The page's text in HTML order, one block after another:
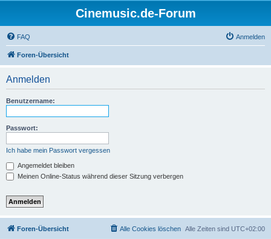
Cinemusic.de-Forum
FAQ Anmelden
Foren-Übersicht
Anmelden
Benutzername:
Passwort:
Ich habe mein Passwort vergessen
Angemeldet bleiben
Meinen Online-Status während dieser Sitzung verbergen
Foren-Übersicht Alle Zeiten sind UTC+02:00
Alle Cookies löschen